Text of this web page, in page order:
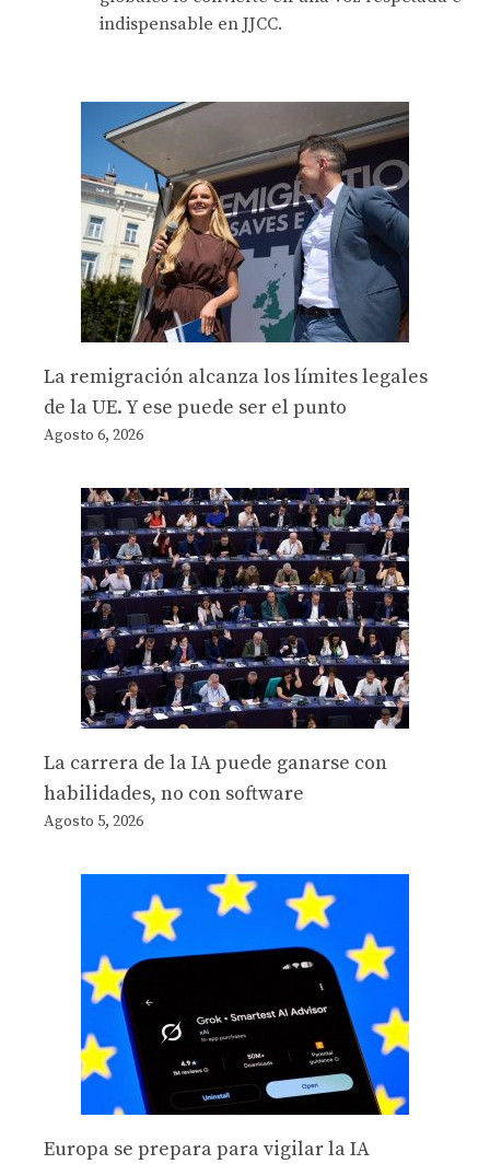
indispensable en JJCC.
La remigración alcanza los límites legales
de la UE. Y ese puede ser el punto
Agosto 6, 2026
La carrera de la IA puede ganarse con
habilidades, no con software
Agosto 5, 2026
Europa se prepara para vigilar la IA